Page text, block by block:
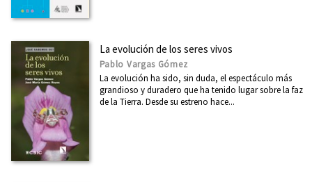
La evolución de los seres vivos
Pablo Vargas Gómez
La evolución ha sido, sin duda, el espectáculo más
grandioso y duradero que ha tenido lugar sobre la faz
de la Tierra. Desde su estreno hace...